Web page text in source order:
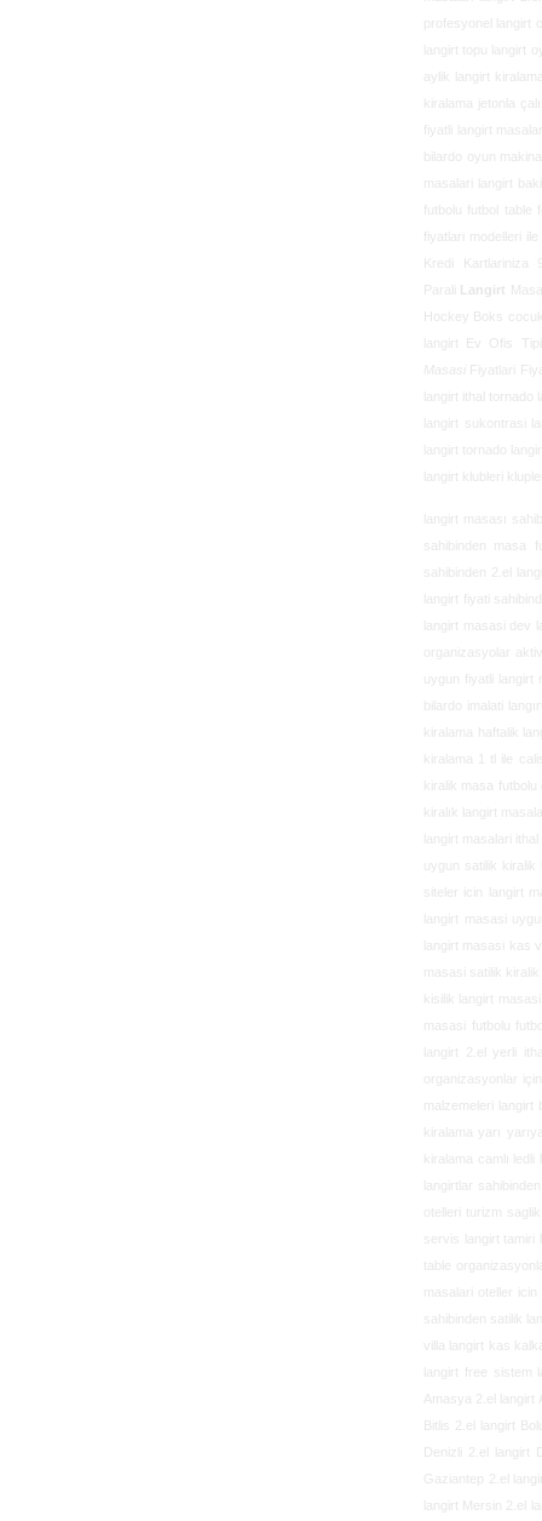
profesyonel langirt
langirt topu langirt
aylik langirt
kiralama jetonla
fiyatli langirt
bilardo oyun
masalari langirt
futbolu futbol table
fiyatlari modelleri
Kredi
Parali Langirt
Hockey Boks
langirt
Ev Ofis
Masasi Fiyatlari
langirt ithal
langirt sukontrasi
langirt tornado
langirt klubleri
langirt masası
sahibinden masa
sahibinden 2.el
langirt fiyati
langirt masasi dev
organizasyolar
uygun fiyatli
bilardo imalati
kiralama haftalik
kiralama 1 tl ile
kiralik masa futbolu
kiralık langirt
langirt masalari
uygun satilik
siteler icin langirt
langirt masasi
langirt masasi kas
masasi satilik
kisilik langirt
masasi futbolu
langirt 2.el yerli
organizasyonlar
malzemeleri
kiralama yarı
kiralama camlı
langirtlar
otelleri turizm
servis langirt
table
masalari oteller
sahibinden satilik
villa langirt kas
langirt free sistem
Amasya 2.el langirt
Bitlis 2.el langirt
Denizli 2.el langirt
Gaziantep 2.el
langirt Mersin 2.el